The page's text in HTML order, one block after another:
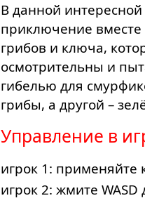
В данной
приключение вместе
грибов и ключа,
осмотрительны и
гибелью для
грибы, а другой –
Управление в
игрок 1: применяйте
игрок 2: жмите